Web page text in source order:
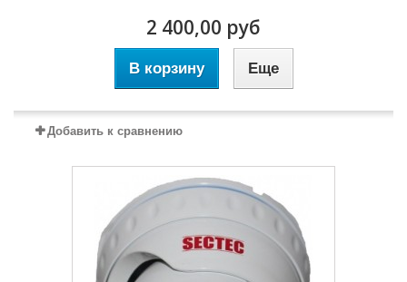
2 400,00 руб
В корзину Еще
Добавить к сравнению